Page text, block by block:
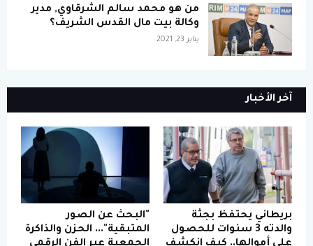
من هو محمد سالم الشرقاوي, مدير
وكالة بيت مال القدس الشريف؟
يناير 23, 2021
آخر الأخبار
بريطاني يحتفظ بجثة
والدته 3 سنوات للحصول
"البحث عن الصور
المتبقية"... الحزن والذاكرة